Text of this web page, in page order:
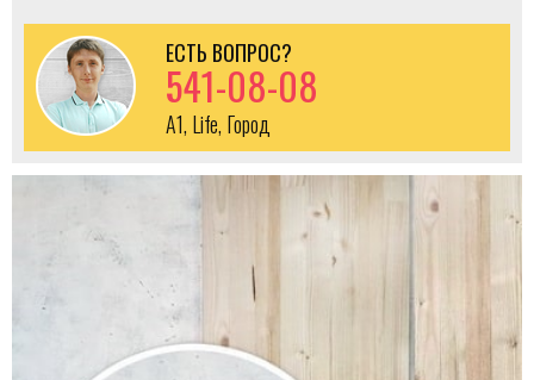
ЕСТЬ ВОПРОС?
541-08-08
A1, Life, Город